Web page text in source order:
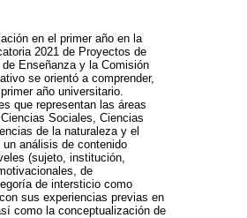
en el primer año en la
2021 de Proyectos de
Enseñanza y la Comisión
se orientó a comprender,
año universitario.
que representan las áreas
Sociales, Ciencias
de la naturaleza y el
análisis de contenido
(sujeto, institución,
de
de intersticio como
sus experiencias previas en
como la conceptualización de